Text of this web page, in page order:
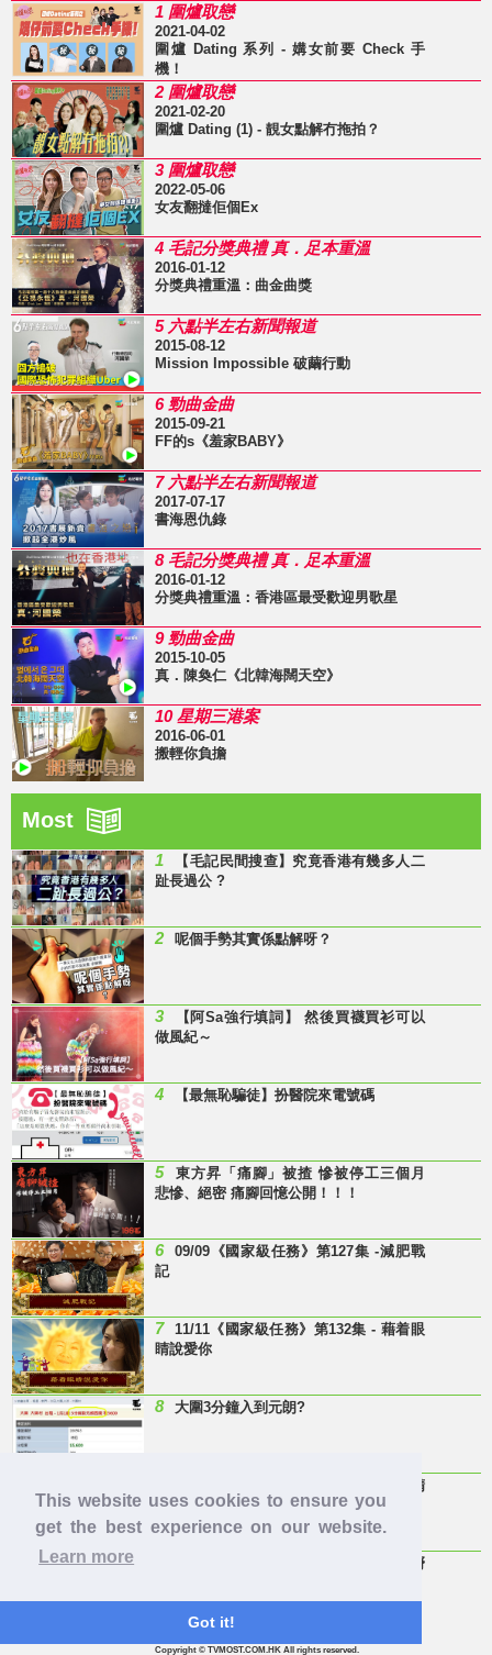
This website uses cookies to ensure you
get the best experience on our website.
Learn more
Got it!
1 圍爐取戀
2021-04-02
圍爐 Dating 系列 - 媾女前要 Check 手
機！
2 圍爐取戀
2021-02-20
圍爐 Dating (1) - 靚女點解冇拖拍？
3 圍爐取戀
2022-05-06
女友翻撻佢個Ex
4 毛記分獎典禮 真．足本重溫
2016-01-12
分獎典禮重溫：曲金曲獎
5 六點半左右新聞報道
2015-08-12
Mission Impossible 破繭行動
6 勁曲金曲
2015-09-21
FF的s《羞家BABY》
7 六點半左右新聞報道
2017-07-17
書海恩仇錄
8 毛記分獎典禮 真．足本重溫
2016-01-12
分獎典禮重溫：香港區最受歡迎男歌星
9 勁曲金曲
2015-10-05
真．陳奐仁《北韓海闊天空》
10 星期三港案
2016-06-01
搬輕你負擔
Most
1
【毛記民間搜查】究竟香港有幾多人二
趾長過公 ?
2 呢個手勢其實係點解呀？
3
【阿Sa強行填詞】 然後買襪買衫可以
做風紀～
4 【最無恥騙徒】扮醫院來電號碼
5
東方昇「痛腳」被揸 慘被停工三個月
悲慘、絕密 痛腳回憶公開！！！
6
09/09《國家級任務》第127集 -減肥戰
記
7
11/11《國家級任務》第132集 - 藉着眼
睛說愛你
8 大圍3分鐘入到元朗?
Last Minute 迎接Baby雞精班！滴雞精
邊隻好？
【童年回憶】 有冇人記得呢兩隻嘢
Copyright © TVMOST.COM.HK All rights reserved.